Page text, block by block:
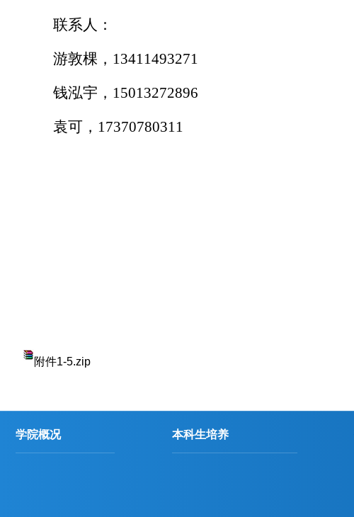
联系人：
游敦棵， 13411493271
钱泓宇， 15013272896
袁可， 17370780311
附件1-5.zip
学院概况 本科生培养